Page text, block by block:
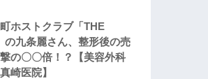
ホストクラブ「THE
の九条麗さん、整形後の売
撃の〇〇倍！？【美容外科
崎医院】